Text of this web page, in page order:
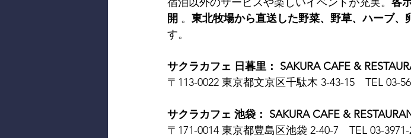
開 。 東北牧場から直送した野菜、野草、ハーブ、
す。
サクラカフェ 日暮里： SAKURA CAFE &
〒113-0022 東京都文京区千駄木 3-43-15　TEL 03-
サクラカフェ 池袋： SAKURA CAFE &
〒171-0014 東京都豊島区池袋 2-40-7　TEL 03-3971-